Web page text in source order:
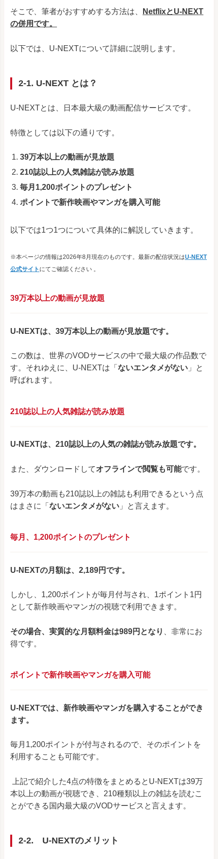
そこで、筆者がおすすめする方法は、
NetflixとU-NEXT
の併用です。
以下では、U-NEXTについて詳細に説明します。
2-1. U-NEXT とは？
U-NEXTとは、日本最大級の動画配信サービスです。
特徴としては以下の通りです。
39万本以上の動画が見放題
210誌以上の人気雑誌が読み放題
毎月1,200ポイントのプレゼント
ポイントで新作映画やマンガを購入可能
以下では1つ1つについて具体的に解説していきます。
※本ページの情報は2026年8月現在のものです。 最新の配信状況はU-NEXT
公式サイト にてご確認ください 。
39万本以上の動画が見放題
U-NEXTは、39万本以上の動画が見放題です。
この数は、世界のVODサービスの中で最大級の作品数で
す。それゆえに、U-NEXTは「 ないエンタメがない 」と
呼ばれます。
210誌以上の人気雑誌が読み放題
U-NEXTは、210誌以上の人気の雑誌が読み放題です。
また、ダウンロードしてオフラインで閲覧も可能です。
39万本の動画も210誌以上の雑誌も利用できるという点
はまさに「 ないエンタメがない 」と言えます。
毎月、1,200ポイントのプレゼント
U-NEXTの月額は、2,189円です。
しかし、1,200ポイントが毎月付与され、1ポイント1円
として新作映画やマンガの視聴で利用できます。
その場合、実質的な月額料金は989円となり
、非常にお
得です。
ポイントで新作映画やマンガを購入可能
U-NEXTでは、新作映画やマンガを購入することができ
ます。
毎月1,200ポイントが付与されるので、そのポイントを
利用することも可能です。
上記で紹介した4点の特徴をまとめるとU-NEXTは39万
本以上の動画が視聴でき、210種類以上の雑誌を読むこ
とができる国内最大級のVODサービスと言えます。
2-2. U-NEXTのメリット